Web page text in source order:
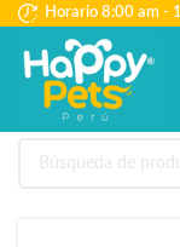
Horario 8:00